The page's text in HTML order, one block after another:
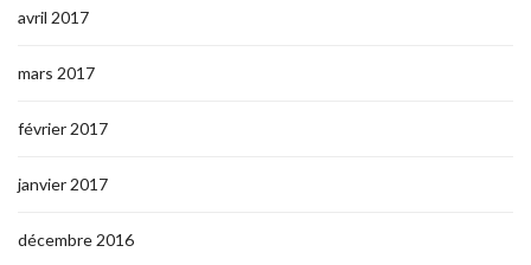
avril 2017
mars 2017
février 2017
janvier 2017
décembre 2016